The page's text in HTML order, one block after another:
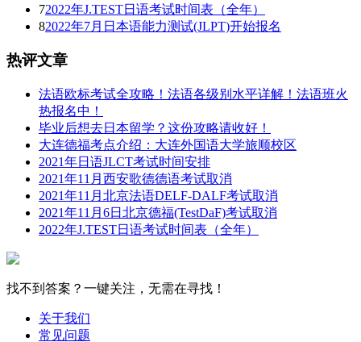
72022年J.TEST日语考试时间表（全年）
82022年7月日本语能力测试(JLPT)开始报名
热评文章
法语欧标考试全攻略！法语各级别水平详解！法语班火
热报名中！
毕业后想去日本留学？这份攻略请收好！
大连德福考点介绍：大连外国语大学旅顺校区
2021年日语JLCT考试时间安排
2021年11月西安歌德德语考试取消
2021年11月北京法语DELF-DALF考试取消
2021年11月6日北京德福(TestDaF)考试取消
2022年J.TEST日语考试时间表（全年）
找不到答案？一键关注，无需在寻找！
关于我们
常见问题